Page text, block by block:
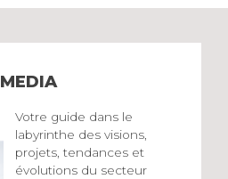
MEDIA
Votre guide dans le
labyrinthe des visions,
projets, tendances et
évolutions du secteur